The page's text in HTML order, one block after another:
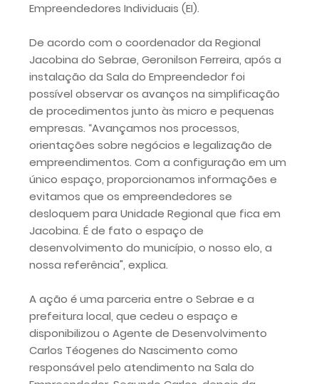
Empreendedores Individuais (EI).
De acordo com o coordenador da Regional
Jacobina do Sebrae, Geronilson Ferreira, após a
instalação da Sala do Empreendedor foi
possível observar os avanços na simplificação
de procedimentos junto às micro e pequenas
empresas. “Avançamos nos processos,
orientações sobre negócios e legalização de
empreendimentos. Com a configuração em um
único espaço, proporcionamos informações e
evitamos que os empreendedores se
desloquem para Unidade Regional que fica em
Jacobina. É de fato o espaço de
desenvolvimento do município, o nosso elo, a
nossa referência", explica.
A ação é uma parceria entre o Sebrae e a
prefeitura local, que cedeu o espaço e
disponibilizou o Agente de Desenvolvimento
Carlos Téogenes do Nascimento como
responsável pelo atendimento na Sala do